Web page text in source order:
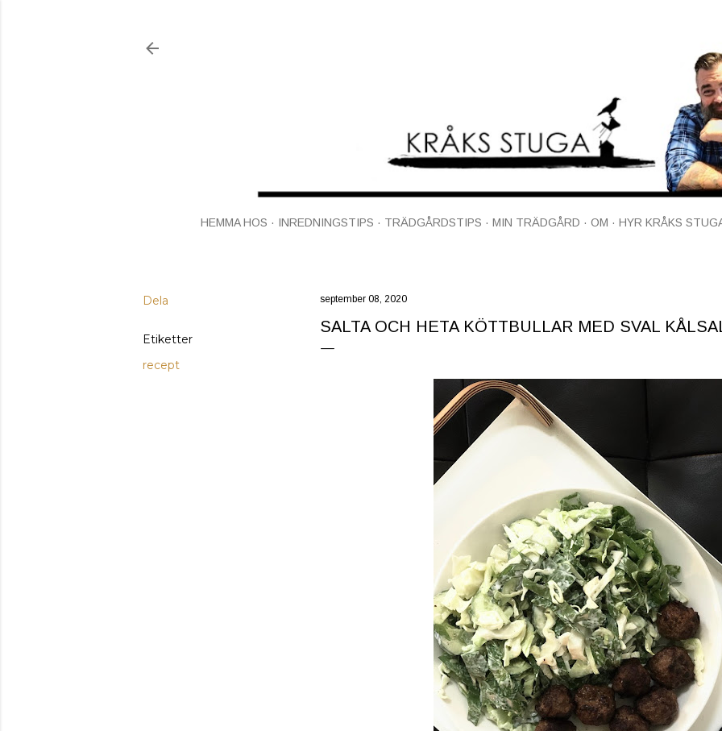
HEMMA HOS INREDNINGSTIPS TRÄDGÅRDSTIPS MIN TRÄDGÅRD OM HYR KRÅKS
Dela
Etiketter
recept
september 08, 2020
SALTA OCH HETA KÖTTBULLAR MED SVAL